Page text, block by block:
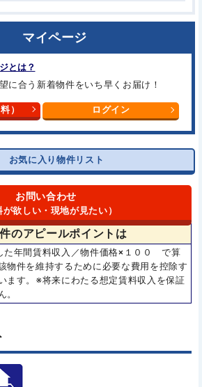
マイページ
とは？
に合う新着物件をいち早くお届け！
） ログイン
お気に入り物件リスト
お問い合わせ
が欲しい・現地が見たい）
のアピールポイントは
た年間賃料収入／物件価格×１００ で算
物件を維持するために必要な費用を控除す
ます。※将来にわたる想定賃料収入を保証
。